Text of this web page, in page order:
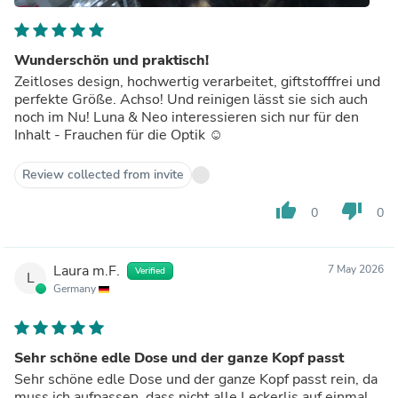
Wunderschön und praktisch!
Zeitloses design, hochwertig verarbeitet, giftstofffrei und
perfekte Größe. Achso! Und reinigen lässt sie sich auch
noch im Nu! Luna & Neo interessieren sich nur für den
Inhalt - Frauchen für die Optik ☺️
Review collected from invite
thumb_up 0 thumb_down 0
L Laura m.F. Verified
Germany
7 May 2026
Sehr schöne edle Dose und der ganze Kopf passt
Sehr schöne edle Dose und der ganze Kopf passt rein, da